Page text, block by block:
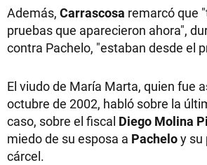
Además, Carrascosa remarcó que
pruebas que aparecieron ahora",
contra Pachelo, "estaban desde el
El viudo de María Marta, quien fue
octubre de 2002, habló sobre la
caso, sobre el fiscal Diego Molina
miedo de su esposa a Pacheloy su
cárcel.